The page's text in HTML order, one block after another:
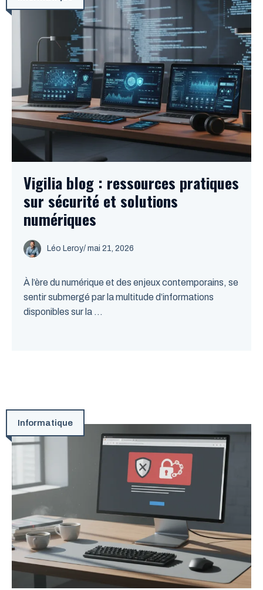
Vigilia blog : ressources pratiques
sur sécurité et solutions
numériques
Léo Leroy/ mai 21, 2026
À l’ère du numérique et des enjeux contemporains, se
sentir submergé par la multitude d’informations
disponibles sur la ...
Informatique